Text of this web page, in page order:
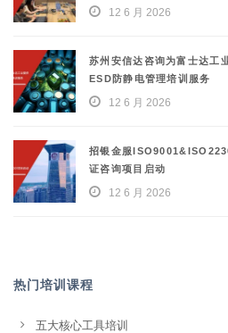
12 6 月 2026
苏州安信达咨询为富士达工
ESD防静电管理培训服务
12 6 月 2026
招银金服
证咨询项目启动
12 6 月 2026
热门培训课程
五大核心工具培训